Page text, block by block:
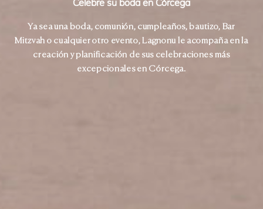
Ya sea una boda, comunión, cumpleaños, bautizo, Bar
Mitzvah o cualquier otro evento, Lagnonu le acompaña en la
creación y planificación de sus celebraciones más
excepcionales en Córcega.